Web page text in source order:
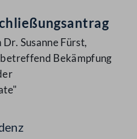
Susanne Fürst,
Bekämpfung